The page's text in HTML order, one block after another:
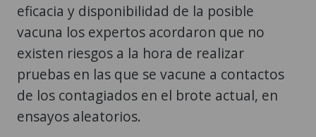
eficacia y disponibilidad de la posible
vacuna los expertos acordaron que no
existen riesgos a la hora de realizar
pruebas en las que se vacune a contactos
de los contagiados en el brote actual, en
ensayos aleatorios.